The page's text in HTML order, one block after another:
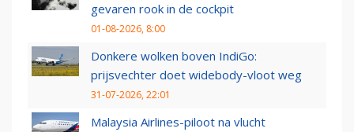
gevaren rook in de cockpit
01-08-2026, 8:00
Donkere wolken boven IndiGo:
prijsvechter doet widebody-vloot weg
31-07-2026, 22:01
Malaysia Airlines-piloot na vlucht